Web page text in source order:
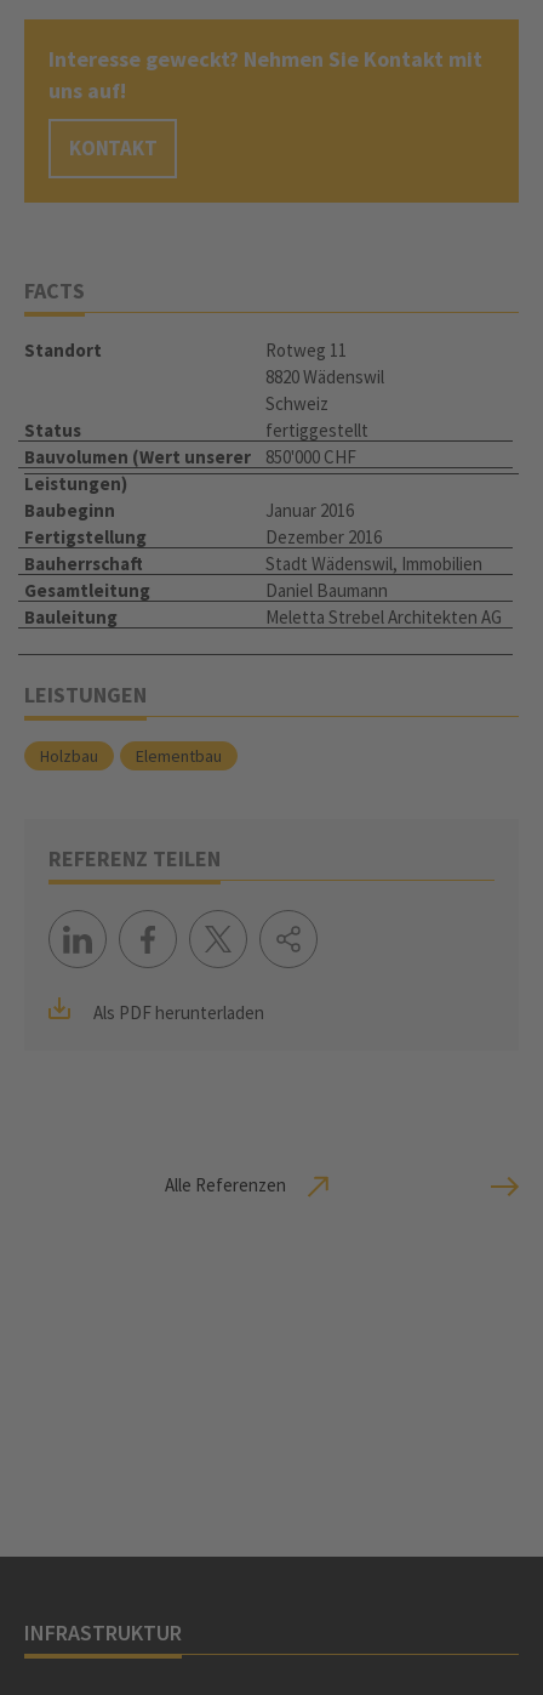
Interesse geweckt? Nehmen Sie Kontakt mit
uns auf!
KONTAKT
FACTS
Standort
Rotweg 11
8820 Wädenswil
Schweiz
Status
fertiggestellt
Bauvolumen (Wert unserer
Leistungen)
850'000 CHF
Baubeginn
Januar 2016
Fertigstellung
Dezember 2016
Bauherrschaft
Stadt Wädenswil, Immobilien
Gesamtleitung
Daniel Baumann
Bauleitung
Meletta Strebel Architekten AG
LEISTUNGEN
Holzbau Elementbau
REFERENZ TEILEN
Als PDF herunterladen
Alle Referenzen
INFRASTRUKTUR